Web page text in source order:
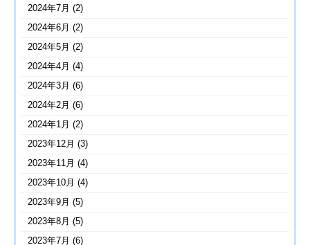
2024年7月 (2)
2024年6月 (2)
2024年5月 (2)
2024年4月 (4)
2024年3月 (6)
2024年2月 (6)
2024年1月 (2)
2023年12月 (3)
2023年11月 (4)
2023年10月 (4)
2023年9月 (5)
2023年8月 (5)
2023年7月 (6)